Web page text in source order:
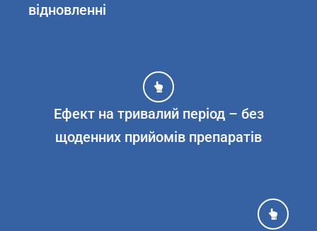
відновленні
Ефект на тривалий період – без
щоденних прийомів препаратів